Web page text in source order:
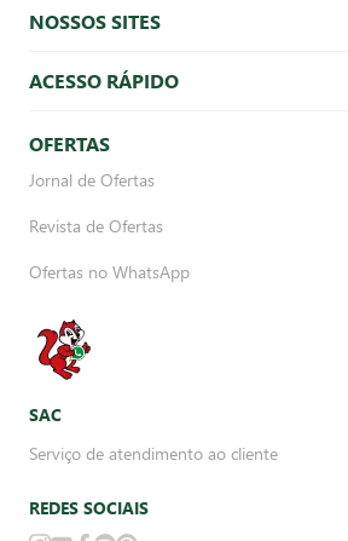
NOSSOS SITES
ACESSO RÁPIDO
OFERTAS
Jornal de Ofertas
Revista de Ofertas
Ofertas no WhatsApp
SAC
Serviço de atendimento ao cliente
REDES SOCIAIS